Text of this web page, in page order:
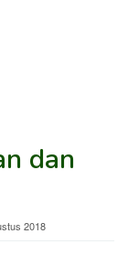
dan
2018